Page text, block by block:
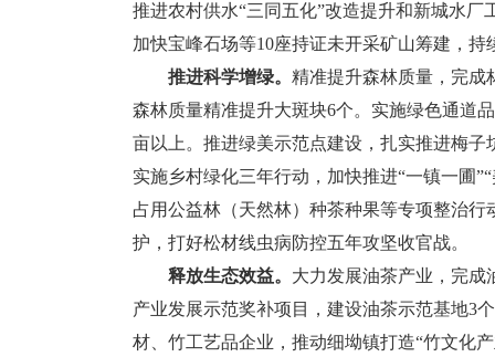
推进农村供水“三同五化”改造提升和新城水
加快宝峰石场等10座持证未开采矿山筹建，
推进科学增绿。 精准提升森林质量，完成
森林质量精准提升大斑块6个。实施绿色通道
亩以上。推进绿美示范点建设，扎实推进梅
实施乡村绿化三年行动，加快推进“一镇一圃
占用公益林（天然林）种茶种果等专项整治
护，打好松材线虫病防控五年攻坚收官战。
释放生态效益。 大力发展油茶产业，完成
产业发展示范奖补项目，建设油茶示范基地3
材、竹工艺品企业，推动细坳镇打造“竹文化